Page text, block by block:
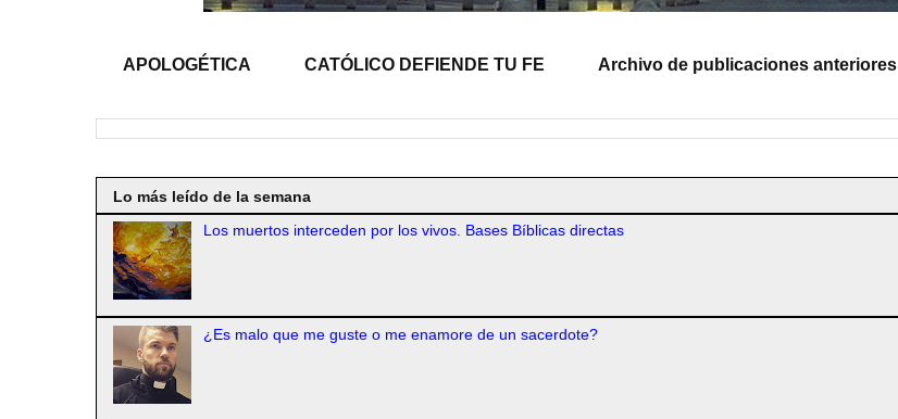
APOLOGÉTICA CATÓLICO DEFIENDE TU FE Archivo de publicaciones anteriores
Lo más leído de la semana
Los muertos interceden por los vivos. Bases Bíblicas directas
¿Es malo que me guste o me enamore de un sacerdote?